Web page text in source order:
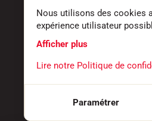
Nous utilisons des cookies
expérience utilisateur
Afficher plus
Lire notre Politique de
Paramétrer